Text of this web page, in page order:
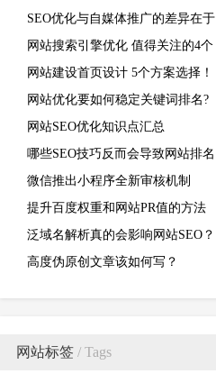
SEO优化与自媒体推广的差异在于
哪里，有何区别?
网站搜索引擎优化 值得关注的4个
策略有哪些？
网站建设首页设计 5个方案选择！
网站优化要如何稳定关键词排名?
网站SEO优化知识点汇总
哪些SEO技巧反而会导致网站排名
下降？
微信推出小程序全新审核机制
提升百度权重和网站PR值的方法
泛域名解析真的会影响网站SEO？
高度伪原创文章该如何写？
网站标签 / Tags